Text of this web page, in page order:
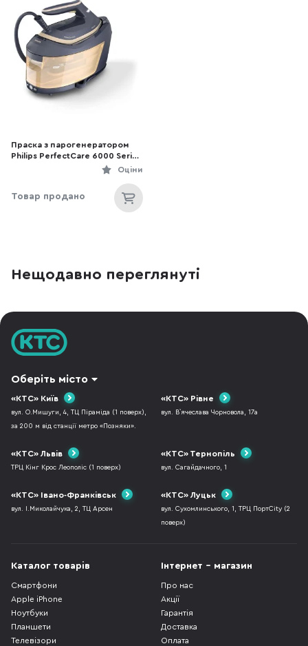
Праска з парогенератором
Philips PerfectCare 6000 Series
Оціни
Товар продано
Нещодавно переглянуті
Оберіть місто
«КТС» Київ
вул. О.Мишуги, 4, ТЦ Піраміда (1 поверх),
за 200 м від станції метро «Позняки».
«КТС» Рівне
вул. В`ячеслава Чорновола, 17а
«КТС» Львів
ТРЦ Кінг Крос Леополіс (1 поверх)
«КТС» Тернопіль
вул. Сагайдачного, 1
«КТС» Івано-Франківськ
вул. І.Миколайчука, 2, ТЦ Арсен
«КТС» Луцьк
вул. Сухомлинського, 1, ТРЦ ПортCity (2
поверх)
Каталог товарів
Смартфони
Apple iPhone
Ноутбуки
Планшети
Телевізори
Інтернет - магазин
Про нас
Акції
Гарантія
Доставка
Оплата